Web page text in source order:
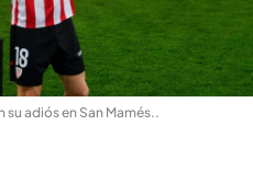
adiós en San Mamés..